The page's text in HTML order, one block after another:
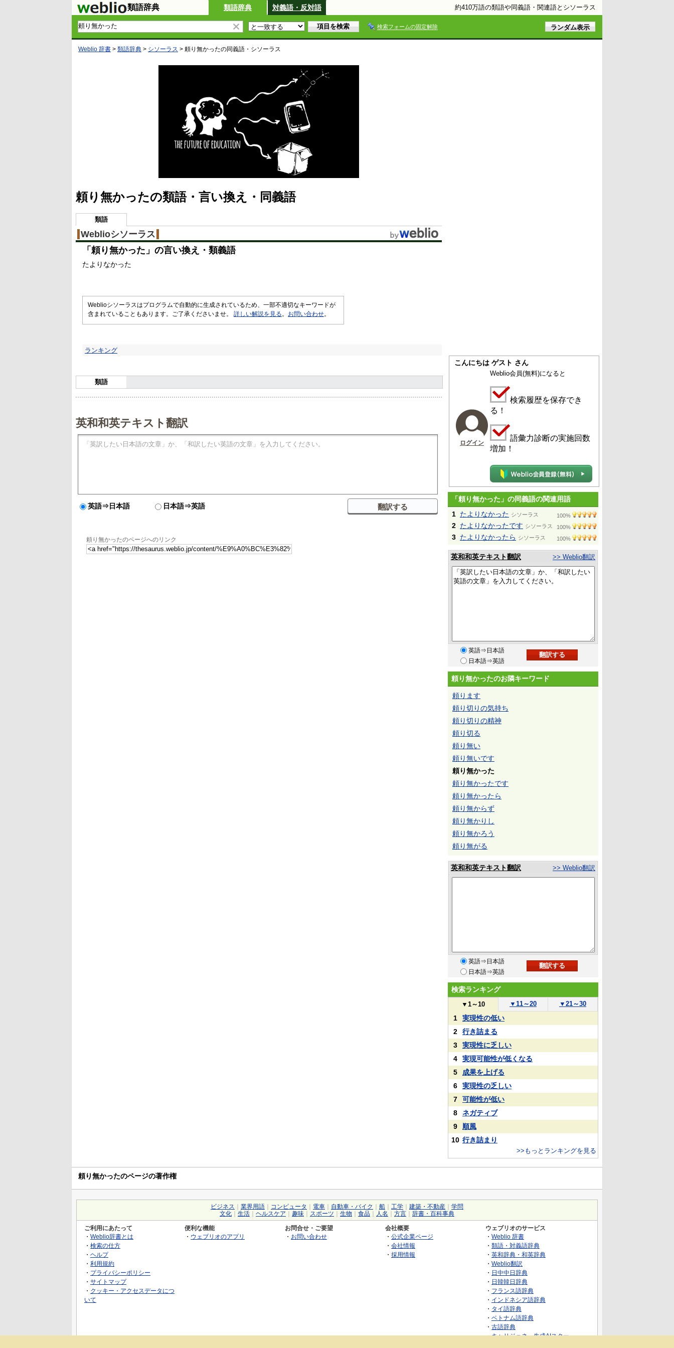
類語辞典 類語辞典 対義語・反対語 約410万語の類語や同義語・関連語とシソーラス
検索フォームの固定解除
Weblio 辞書 > 類語辞典 > シソーラス > 頼り無かったの同義語・シソーラス
頼り無かったの類語・言い換え・同義語
類語
Weblioシソーラス
「 頼り無かった 」の言い換え・類義語
たよりなかった
Weblioシソーラスはプログラムで自動的に生成されているため、一部不適切なキーワードが
含まれていることもあります。ご了承くださいませ。 詳しい解説を見る 。 お問い合わせ。
ランキング
類語
英和和英テキスト翻訳
英語⇒日本語 日本語⇒英語
頼り無かったのページへのリンク
こんにちは ゲスト さん
ログイン
Weblio会員(無料)になると
検索履歴を保存でき
る！
語彙力診断の実施回数
増加！
「頼り無かった」の同義語の関連用語
1 たよりなかった シソーラス 100%
2 たよりなかったです シソーラス 100%
3 たよりなかったら シソーラス 100%
英和和英テキスト翻訳 >> Weblio翻訳
英語⇒日本語
日本語⇒英語
頼り無かったのお隣キーワード
頼ります
頼り切りの気持ち
頼り切りの精神
頼り切る
頼り無い
頼り無いです
頼り無かった
頼り無かったです
頼り無かったら
頼り無からず
頼り無かりし
頼り無かろう
頼り無がる
英和和英テキスト翻訳 >> Weblio翻訳
英語⇒日本語
日本語⇒英語
検索ランキング
▼ 1～10 ▼ 11～20 ▼ 21～30
1
実現性の低い
2
行き詰まる
3
実現性に乏しい
4
実現可能性が低くなる
5
成果を上げる
6
実現性の乏しい
7
可能性が低い
8
ネガティブ
9
順風
10 行き詰まり
>>もっとランキングを見る
頼り無かったのページの著作権
ビジネス 業界用語 コンピュータ 電車 自動車・バイク 船 工学 建築・不動産
学問
文化
生活 ヘルスケア 趣味 スポーツ 生物 食品 人名 方言 辞書・百科事典
ご利用にあたって
・ Weblio辞書とは
・ 検索の仕方
・ ヘルプ
・ 利用規約
・ プライバシーポリシー
・ サイトマップ
・ クッキー・アクセスデータにつ
いて
便利な機能
・ ウェブリオのアプリ
お問合せ・ご要望
・ お問い合わせ
会社概要
・ 公式企業ページ
・ 会社情報
・ 採用情報
ウェブリオのサービス
・ Weblio 辞書
・ 類語・対義語辞典
・ 英和辞典・和英辞典
・ Weblio翻訳
・ 日中中日辞典
・ 日韓韓日辞典
・ フランス語辞典
・ インドネシア語辞典
・ タイ語辞典
・ ベトナム語辞典
・ 古語辞典
・キャリジェネ～生成AIスクー